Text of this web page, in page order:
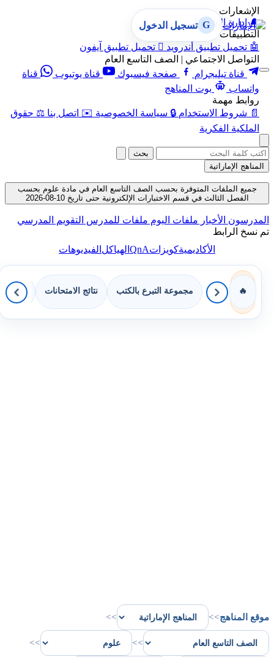
الإشعارات
🔔 إدارة الإشعارات
التطبيقات
🤖 تحميل تطبيق أندرويد  تحميل تطبيق آيفون
التواصل الاجتماعي | الصف التاسع العام
قناة تيليجرام
صفحة فيسبوك قناة يوتيوب
قناة
واتساب
بوت المناهج
روابط مهمة
📄 شروط الاستخدام 🔒 سياسة الخصوصية ✉️ اتصل بنا ⚖️ حقوق
الملكية الفكرية
G تسجيل الدخول
بحث
المناهج الإماراتية
جميع الملفات المتوفرة بحسب الصف التاسع العام في مادة علوم بحسب
الفصل الثالث في قسم الاختبارات الإلكترونية حتى تاريخ 10-08-2026
المدرسون الأخبار ملفات اليوم ملفات للمدرس التقويم المدرسي
تم نسخ الرابط
الأكاديميةكويزاتQnAالهياكلالفيديوهات
🔥 مجموعة التبرع بالكتب نتائج الامتحانات
موقع المناهج>>
>>
>>
>>